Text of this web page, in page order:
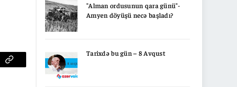
Copy
"Alman ordusunun qara günü"-
Amyen döyüşü necə başladı?
Tarixdə bu gün – 8 Avqust